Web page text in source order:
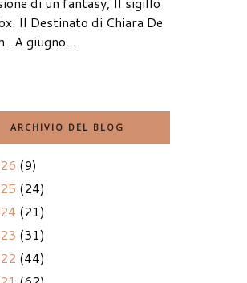
Il Destinato di Chiara De
. A giugno...
ARCHIVIO DEL BLOG
(9)
(24)
(21)
(31)
(44)